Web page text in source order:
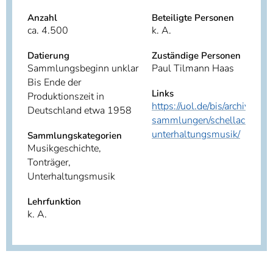
Anzahl
ca. 4.500
Datierung
Sammlungsbeginn unklar
Bis Ende der
Produktionszeit in
Deutschland etwa 1958
Sammlungskategorien
Musikgeschichte,
Tonträger,
Unterhaltungsmusik
Lehrfunktion
k. A.
Beteiligte Personen
k. A.
Zuständige Personen
Paul Tilmann Haas
Links
https://uol.de/bis/archive-
sammlungen/
unterhaltungsmusik/